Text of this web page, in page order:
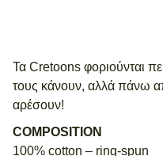
Τα Cretoons φοριούνται
τους κάνουν, αλλά πάνω
αρέσουν!
COMPOSITION
100% cotton – ring-spun